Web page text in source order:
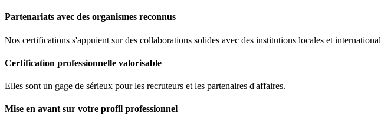
Partenariats avec des organismes reconnus
Nos certifications s'appuient sur des collaborations solides avec des institutions locales et
Certification professionnelle valorisable
Elles sont un gage de sérieux pour les recruteurs et les partenaires d'affaires.
Mise en avant sur votre profil professionnel